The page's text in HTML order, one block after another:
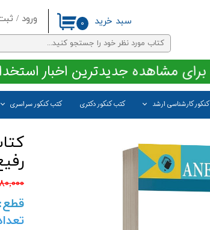
ورود /
حساب
تغییر
سفارشات
خروج از کنکور کارشناسی ارشد کتب کنکور دکتری کتب کنکور سراسری
۰ سبد خرید
برای مشاهده جدیدترین اخبار
۸۸۰,۰۰۰
قطع